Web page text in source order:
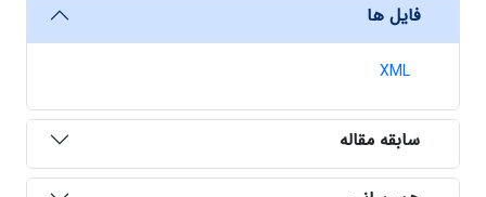
فایل ها
XML
سابقه مقاله